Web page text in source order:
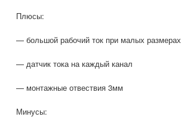
Плюсы:
— большой рабочий ток при малых размерах
— датчик тока на каждый канал
— монтажные отвествия 3мм
Минусы: